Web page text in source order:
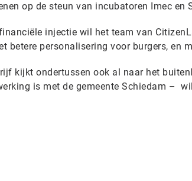
op de steun van incubatoren Imec en
injectie wil het team van
betere personalisering voor burgers, en
kijkt ondertussen ook al naar het
is met de gemeente Schiedam –